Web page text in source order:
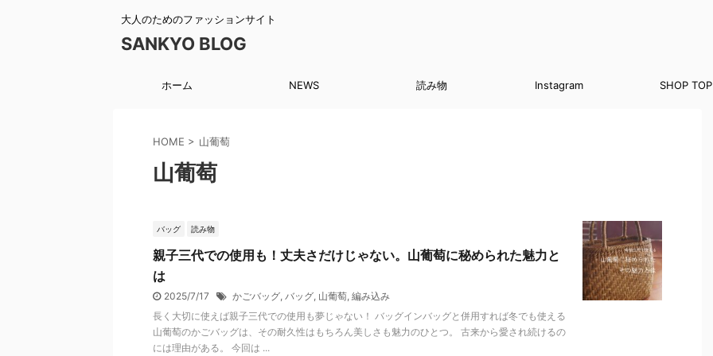
大人のためのファッションサイト
SANKYO BLOG
ホーム NEWS 読み物 Instagram SHOP TOP
HOME > 山葡萄
山葡萄
バッグ 読み物
親子三代での使用も！丈夫さだけじゃない。山葡萄に秘められた魅力と
は
2025/7/17 かごバッグ, バッグ, 山葡萄, 編み込み
長く大切に使えば親子三代での使用も夢じゃない！ バッグインバッグと併用すれば冬でも使える
山葡萄のかごバッグは、その耐久性はもちろん美しさも魅力のひとつ。 古来から愛され続けるの
には理由がある。 今回は ...